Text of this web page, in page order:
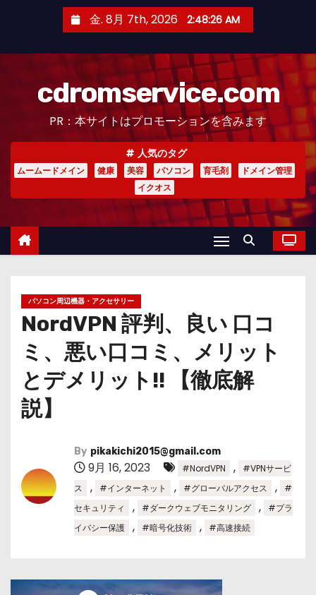
金. 8月 7th, 2026 2:48:27 AM
cdromservice.com
PR：本サイトはプロモーションを含みます
人気のタグ
ムームードメイン 健康 美容 パソコン 育毛剤
ドメイン管理
イクオス
パソコン周辺機器・アクセサリー
NordVPN 評判、良い 口コ
ミ、悪い口コミ、メリット
とデメリット!! 【徹底解
説】
By pikakichi2015@gmail.com
9月 16, 2023 #NordVPN ,
#VPNサービ
ス
, #インターネット , #グローバルアクセス ,
#
セキュリティ
, #ダークウェブモニタリング ,
#プラ
イバシー保護
, #暗号化技術 , #高速接続